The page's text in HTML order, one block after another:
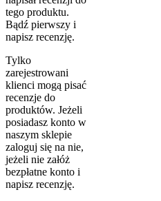
tego produktu.
Bądź pierwszy i
napisz recenzję.
Tylko
zarejestrowani
klienci mogą pisać
recenzje do
produktów. Jeżeli
posiadasz konto w
naszym sklepie
zaloguj się na nie,
jeżeli nie załóż
bezpłatne konto i
napisz recenzję.